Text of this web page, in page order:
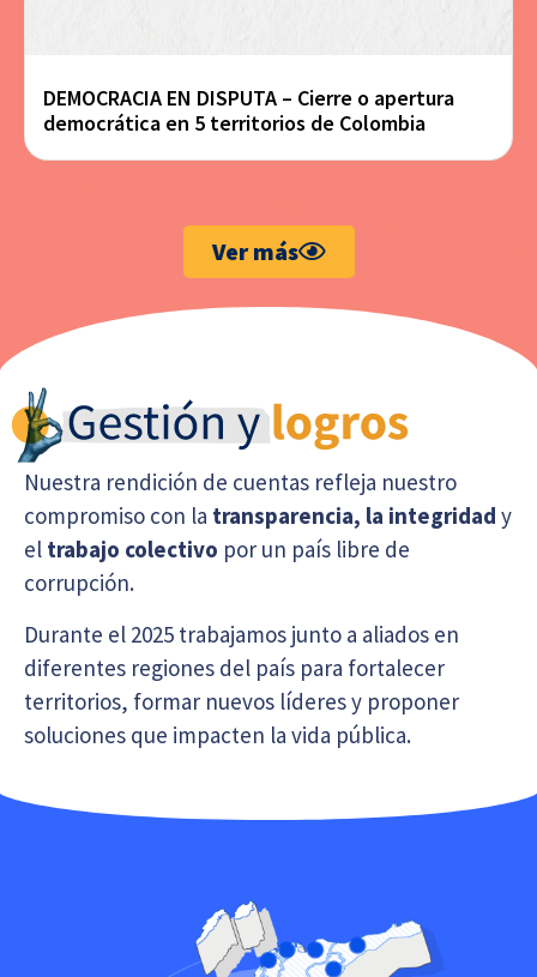
DEMOCRACIA EN DISPUTA – Cierre o apertura
democrática en 5 territorios de Colombia
Ver más
Nuestra rendición de cuentas refleja nuestro
compromiso con la transparencia, la integridad y
el trabajo colectivo por un país libre de
corrupción.
Durante el 2025 trabajamos junto a aliados en
diferentes regiones del país para fortalecer
territorios, formar nuevos líderes y proponer
soluciones que impacten la vida pública.